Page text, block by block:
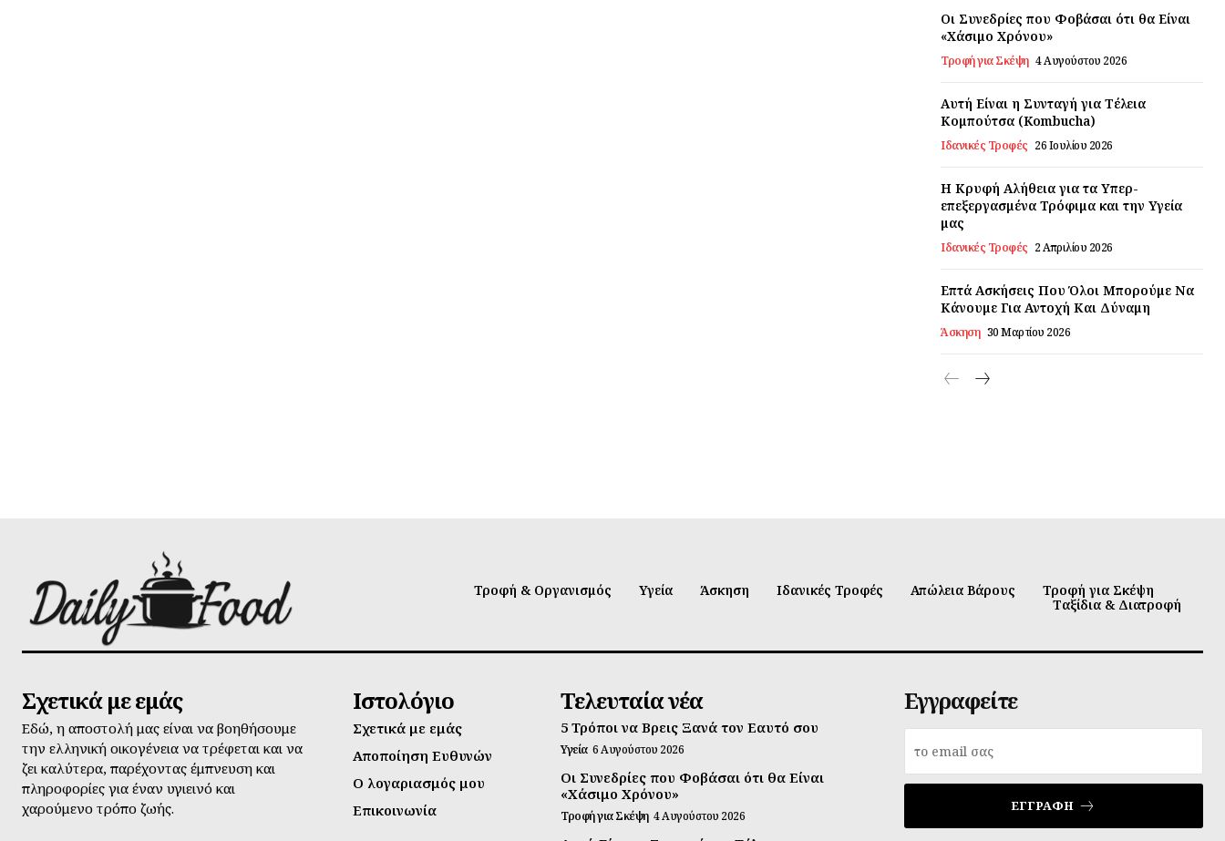
Οι Συνεδρίες που Φοβάσαι ότι θα Είναι
«Χάσιμο Χρόνου»
Τροφή για Σκέψη 4 Αυγούστου 2026
Αυτή Είναι η Συνταγή για Τέλεια
Κομπούτσα (Kombucha)
Ιδανικές Τροφές 26 Ιουλίου 2026
Η Κρυφή Αλήθεια για τα Υπερ-
επεξεργασμένα Τρόφιμα και την Υγεία
μας
Ιδανικές Τροφές 2 Απριλίου 2026
Επτά Ασκήσεις Που Όλοι Μπορούμε Να
Κάνουμε Για Αντοχή Και Δύναμη
Άσκηση 30 Μαρτίου 2026
Τροφή & Οργανισμός Υγεία Άσκηση Ιδανικές Τροφές Απώλεια Βάρους
Τροφή για Σκέψη
Ταξίδια & Διατροφή
Σχετικά με εμάς
Εδώ, η αποστολή μας είναι να βοηθήσουμε
την ελληνική οικογένεια να τρέφεται και να
ζει καλύτερα, παρέχοντας έμπνευση και
πληροφορίες για έναν υγιεινό και
χαρούμενο τρόπο ζωής.
Ιστολόγιο
Σχετικά με εμάς
Αποποίηση Ευθυνών
Ο λογαριασμός μου
Επικοινωνία
Τελευταία νέα
5 Τρόποι να Βρεις Ξανά τον Εαυτό σου
Υγεία 6 Αυγούστου 2026
Οι Συνεδρίες που Φοβάσαι ότι θα Είναι
«Χάσιμο Χρόνου»
Τροφή για Σκέψη 4 Αυγούστου 2026
Εγγραφείτε
ΕΓΓΡΑΦΉ